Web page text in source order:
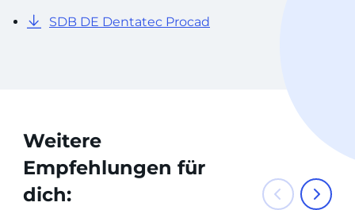
SDB DE Dentatec Procad
Weitere
Empfehlungen für
dich: